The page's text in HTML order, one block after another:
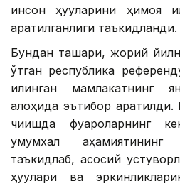
инсон ҳуқуқларини ҳимоя
қаратилганлиги таъкидланди.
Бундан ташқари, жорий
ўтган республика
қилинган мамлакатнинг
алоҳида эътибор
чиқишда фуқароларнинг
умумхалқ
таъкидлаб, асосий
ҳуқуқлари ва